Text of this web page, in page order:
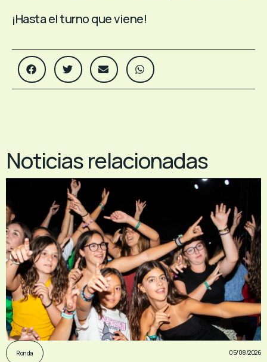
¡Hasta el turno que viene!
Noticias relacionadas
Ronda 05/08/2026